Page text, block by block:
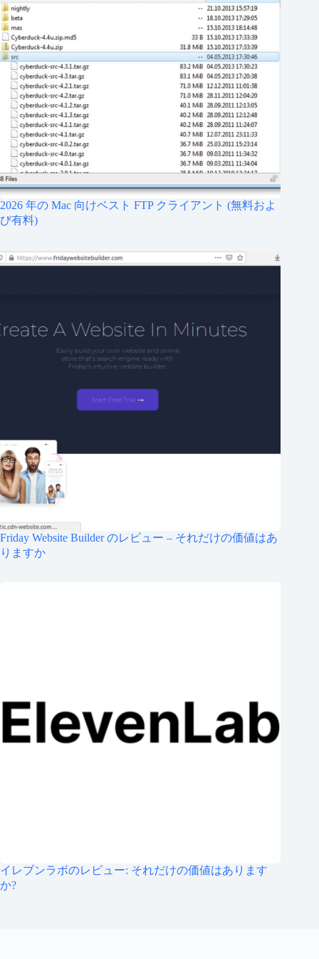
2026 年の Mac 向けベスト FTP クライアント (無料およ
び有料)
Friday Website Builder のレビュー – それだけの価値はあ
りますか
イレブンラボのレビュー: それだけの価値はあります
か?